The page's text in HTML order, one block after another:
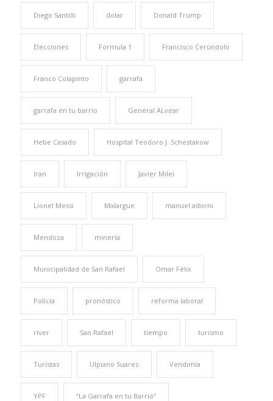
Diego Santilli dolar Donald Trump
Elecciones Formula 1 Francisco Cerúndolo
Franco Colapinto garrafa
garrafa en tu barrio General ALvear
Hebe Casado Hospital Teodoro J. Schestakow
Iran Irrigación Javier Milei
Lionel Messi Malargüe manuel adorni
Mendoza minería
Municipalidad de San Rafael Omar Félix
Policía pronóstico reforma laboral
river San Rafael tiempo turismo
Turistas Ulpiano Suarez Vendimia
YPF “La Garrafa en tu Barrio”